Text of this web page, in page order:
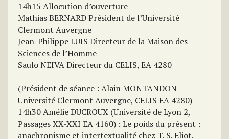
14h15 Allocution d’ouverture
Mathias BERNARD Président de l’Université
Clermont Auvergne
Jean-Philippe LUIS Directeur de la Maison des
Sciences de l’Homme
Saulo NEIVA Directeur du CELIS, EA 4280
(Président de séance : Alain MONTANDON
Université Clermont Auvergne, CELIS EA 4280)
14h30 Amélie DUCROUX (Université de Lyon 2,
Passages XX-XXI EA 4160) : Le poids du présent :
anachronisme et intertextualité chez T. S. Eliot.